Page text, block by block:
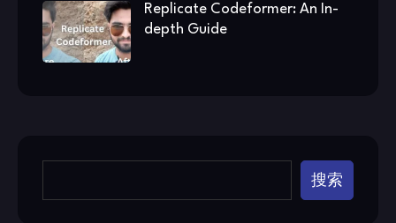
Replicate Codeformer: An In-
depth Guide
搜索